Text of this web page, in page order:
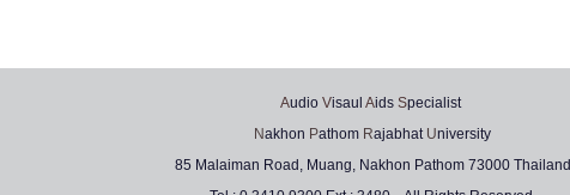
Audio Visaul Aids Specialist
Nakhon Pathom Rajabhat University
85 Malaiman Road, Muang, Nakhon Pathom 73000 Thailand